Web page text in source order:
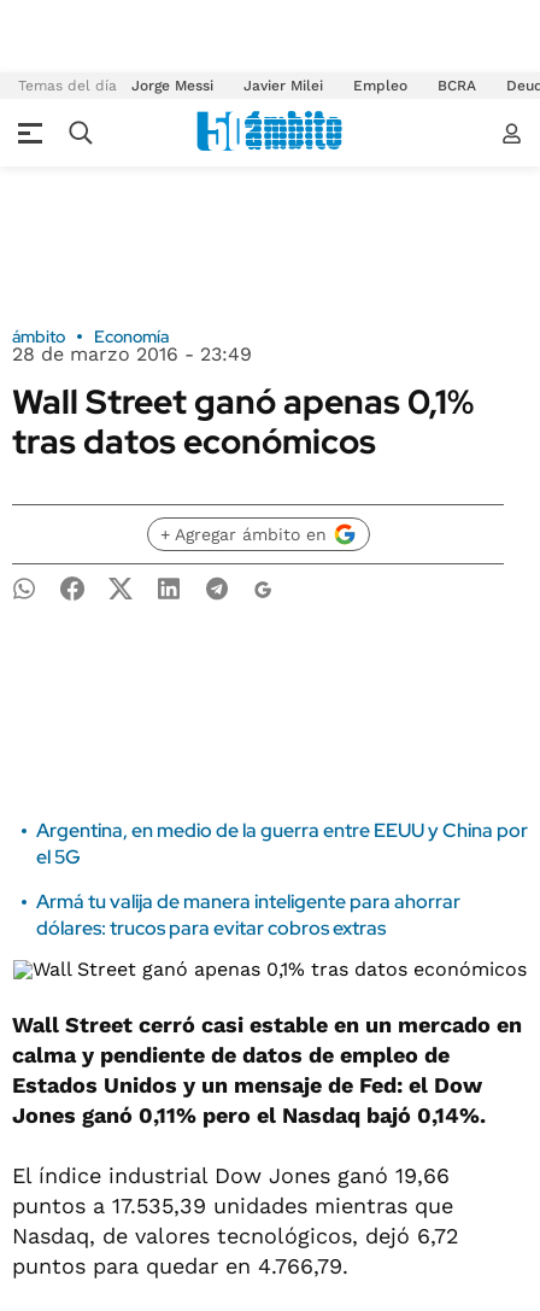
Temas del día Jorge Messi Javier Milei Empleo BCRA
ámbito Economía
28 de marzo 2016 - 23:49
Wall Street ganó apenas 0,1%
tras datos económicos
+ Agregar ámbito en
Argentina, en medio de la guerra entre EEUU y China por
el 5G
Armá tu valija de manera inteligente para ahorrar
dólares: trucos para evitar cobros extras
Wall Street cerró casi estable en un mercado en
calma y pendiente de datos de empleo de
Estados Unidos y un mensaje de Fed: el Dow
Jones ganó 0,11% pero el Nasdaq bajó 0,14%.
El índice industrial Dow Jones ganó 19,66
puntos a 17.535,39 unidades mientras que
Nasdaq, de valores tecnológicos, dejó 6,72
puntos para quedar en 4.766,79.